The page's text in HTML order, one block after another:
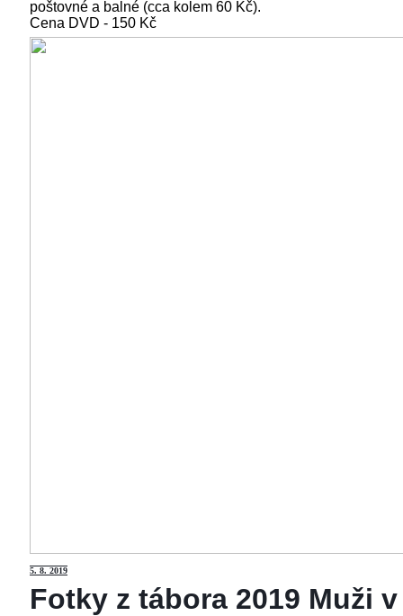
poštovné a balné (cca kolem 60 Kč).
Cena DVD - 150 Kč
5. 8. 2019
Fotky z tábora 2019 Muži